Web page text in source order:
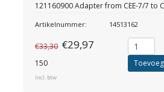
121160900 Adapter from CEE-7/7 to
Artikelnummer: 14513162
€33,30 €29,97
150
Incl. btw